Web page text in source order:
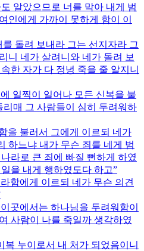
알았으므로 너를 막아 내게 범
인에게 가까이 못하게 함이 이
돌려 보내라 그는 선지자라 그
니 네가 살려니와 네가 돌려 보
한 자가 다 정녕 죽을 줄 알지니
일찍이 일어나 모든 신복을 불
리매 그 사람들이 심히 두려워하
을 불러서 그에게 이르되 네가
하느냐 내가 무슨 죄를 네게 범
라로 큰 죄에 빠질 뻔하게 하였
을 내게 행하였도다 하고
함에게 이르되 네가 무슨 의견
곳에서는 하나님을 두려워함이
사람이 나를 죽일까 생각하였
복 누이로서 내 처가 되었음이니